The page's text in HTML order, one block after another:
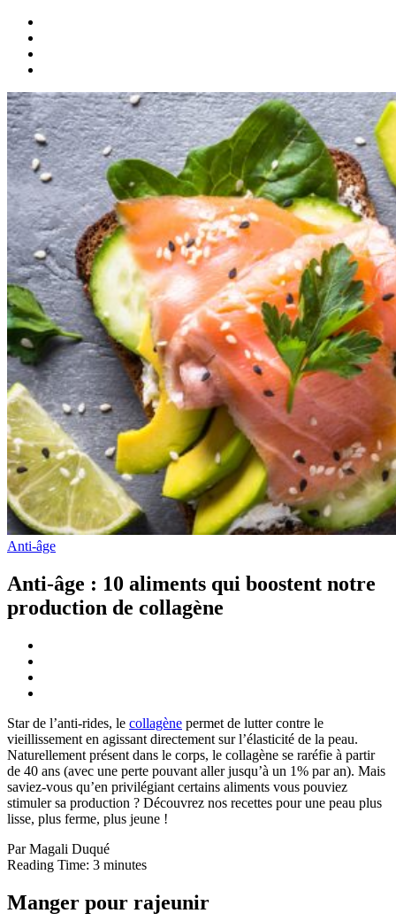
Anti-âge
Anti-âge : 10 aliments qui boostent notre
production de collagène
Star de l’anti-rides, le collagène permet de lutter contre le
vieillissement en agissant directement sur l’élasticité de la peau.
Naturellement présent dans le corps, le collagène se raréfie à partir
de 40 ans (avec une perte pouvant aller jusqu’à un 1% par an). Mais
saviez-vous qu’en privilégiant certains aliments vous pouviez
stimuler sa production ? Découvrez nos recettes pour une peau plus
lisse, plus ferme, plus jeune !
Par Magali Duqué
Reading Time: 3 minutes
Manger pour rajeunir